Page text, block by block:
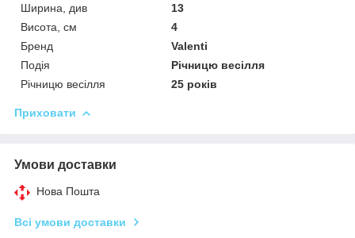
Ширина, див
13
Висота, см
4
Бренд
Valenti
Подія
Річницю весілля
Річницю весілля
25 років
Приховати
Умови доставки
Нова Пошта
Всі умови доставки